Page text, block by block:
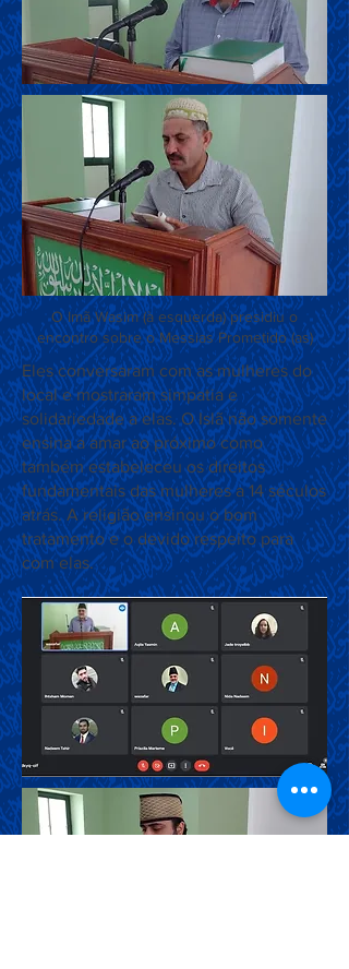
O Imã Wasim (à esquerda) presidiu o
encontro sobre o Messias Prometido (as)
Eles conversaram com as mulheres do
local e mostraram simpatia e
solidariedade a elas. O Islã não somente
ensina a amar ao próximo como
também estabeleceu os direitos
fundamentais das mulheres a 14 séculos
atrás. A religião ensinou o bom
tratamento e o devido respeito para
com elas.